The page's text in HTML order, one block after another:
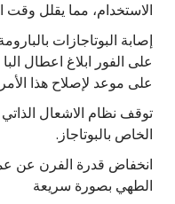
الاستخدام، مما يقلل
إصابة البوتاجازات
على الفور ابلاغ اعطال
على موعد لإصلاح هذا الأمر.
توقف نظام الاشعال
الخاص بالبوتاجاز.
انخفاض قدرة الفرن عن
الطهي بصورة سريعة